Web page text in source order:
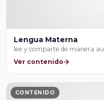
Lengua Materna
lee y comparte de manera
Ver contenido
CONTENIDO